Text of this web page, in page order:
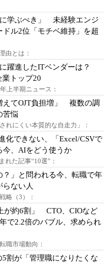
学ぶべき」 未経験エンジ
ドル2位「モチベ維持」を超
由とは：
躍進したITベンダーは？
トップ20
上半期ニュース：
えてOJT負担増」 複数の調
苦悩
れにくい本質的な自走力」：
化できない、「Excel/CSVで
今、AIをどう使うか
れた記事“10選”：
？」と問われる今、転職で年
らない人
略（3）：
が約6割」 CTO、CIOなど
で2.2倍のバブル、求められ
職市場動向：
割が「管理職になりたくな